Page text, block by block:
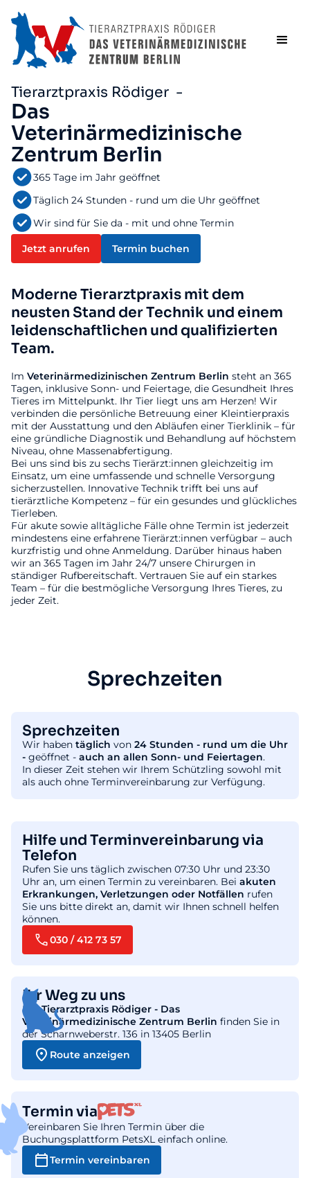
Tierarztpraxis Rödiger -
Das
Veterinärmedizinische
Zentrum Berlin
365 Tage im Jahr geöffnet
Täglich 24 Stunden - rund um die Uhr geöffnet
Wir sind für Sie da - mit und ohne Termin
Jetzt anrufen Termin buchen
Moderne Tierarztpraxis mit dem
neusten Stand der Technik und einem
leidenschaftlichen und qualifizierten
Team.
Im Veterinärmedizinischen Zentrum Berlin steht an 365
Tagen, inklusive Sonn- und Feiertage, die Gesundheit Ihres
Tieres im Mittelpunkt. Ihr Tier liegt uns am Herzen! Wir
verbinden die persönliche Betreuung einer Kleintierpraxis
mit der Ausstattung und den Abläufen einer Tierklinik – für
eine gründliche Diagnostik und Behandlung auf höchstem
Niveau, ohne Massenabfertigung.
Bei uns sind bis zu sechs Tierärzt:innen gleichzeitig im
Einsatz, um eine umfassende und schnelle Versorgung
sicherzustellen. Innovative Technik trifft bei uns auf
tierärztliche Kompetenz – für ein gesundes und glückliches
Tierleben.
Für akute sowie alltägliche Fälle ohne Termin ist jederzeit
mindestens eine erfahrene Tierärzt:innen verfügbar – auch
kurzfristig und ohne Anmeldung. Darüber hinaus haben
wir an 365 Tagen im Jahr 24/7 unsere Chirurgen in
ständiger Rufbereitschaft. Vertrauen Sie auf ein starkes
Team – für die bestmögliche Versorgung Ihres Tieres, zu
jeder Zeit.
Sprechzeiten
Sprechzeiten
Wir haben täglich von 24 Stunden - rund um die Uhr
- geöffnet - auch an allen Sonn- und Feiertagen.
In dieser Zeit stehen wir Ihrem Schützling sowohl mit
als auch ohne Terminvereinbarung zur Verfügung.
Hilfe und Terminvereinbarung via
Telefon
Rufen Sie uns täglich zwischen 07:30 Uhr und 23:30
Uhr an, um einen Termin zu vereinbaren. Bei akuten
Erkrankungen, Verletzungen oder Notfällen rufen
Sie uns bitte direkt an, damit wir Ihnen schnell helfen
können.
030 / 412 73 57
Ihr Weg zu uns
DieTierarztpraxis Rödiger - Das
Veterinärmedizinische Zentrum Berlin finden Sie in
der Scharnweberstr. 136 in 13405 Berlin
Route anzeigen
Termin via
Vereinbaren Sie Ihren Termin über die
Buchungsplattform PetsXL einfach online.
Termin vereinbaren